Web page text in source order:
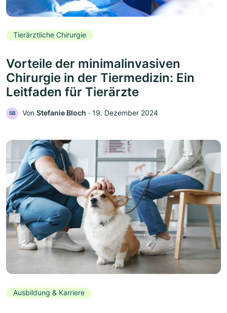
Tierärztliche Chirurgie
Vorteile der minimalinvasiven
Chirurgie in der Tiermedizin: Ein
Leitfaden für Tierärzte
SB Von Stefanie Bloch ‧ 19. Dezember 2024
Ausbildung & Karriere